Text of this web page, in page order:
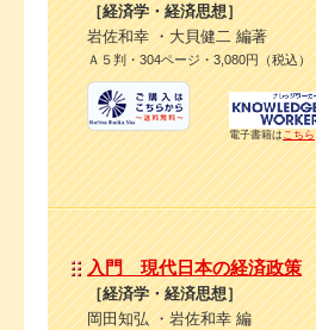
［経済学・経済思想］
岩佐和幸 ・大貝健二 編著
Ａ５判・304ページ・3,080円（税込）
電子書籍はこちら
入門 現代日本の経済政策
［経済学・経済思想］
岡田知弘 ・岩佐和幸 編